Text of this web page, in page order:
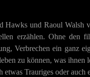
Hawks und Raoul Walsh
erzählen. Ohne den
Verbrechen ein ganz
zu können, was ihnen
Trauriges oder auch